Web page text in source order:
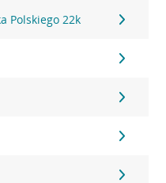
Polskiego 22k